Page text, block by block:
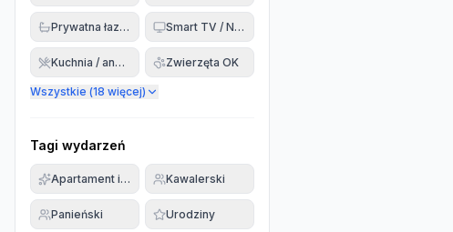
Prywatna łazienka Smart TV / Netflix
Kuchnia / aneks Zwierzęta OK
Wszystkie (18 więcej)
Tagi wydarzeń
Apartament imprezowyKawalerski
Panieński Urodziny